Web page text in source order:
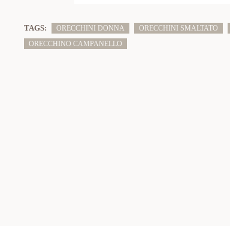
TAGS: ORECCHINI DONNA ORECCHINI SMALTATO
ORECCHINO CAMPANELLO